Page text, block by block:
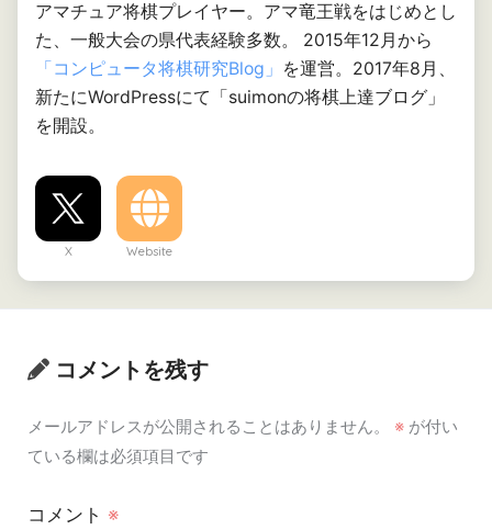
アマチュア将棋プレイヤー。アマ竜王戦をはじめとし
た、一般大会の県代表経験多数。 2015年12月から
「コンピュータ将棋研究Blog」 を運営。2017年8月、
新たにWordPressにて「suimonの将棋上達ブログ」
を開設。
X Website
コメントを残す
メールアドレスが公開されることはありません。 ※が付い
ている欄は必須項目です
コメント ※